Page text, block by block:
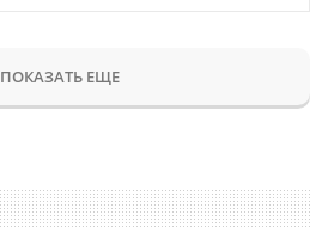
ПОКАЗАТЬ ЕЩЕ